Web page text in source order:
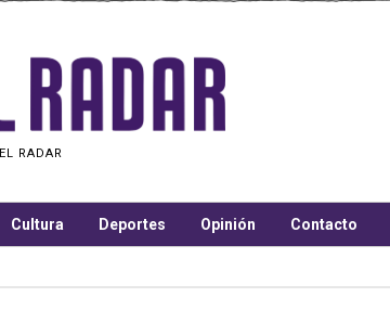
EL RADAR
Cultura Deportes Opinión Contacto